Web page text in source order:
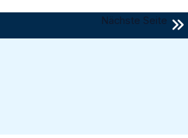
Nächste Seite